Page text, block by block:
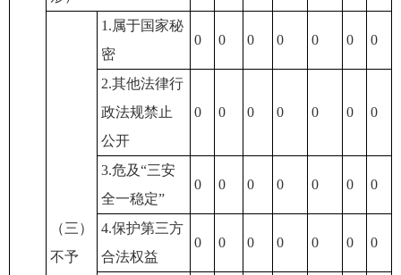
（三）
不予
1.属于国家秘
密
0 0 0 0 0 0 0
2.其他法律行
政法规禁止
公开
0 0 0 0 0 0 0
3.危及“三安
全一稳定”
0 0 0 0 0 0 0
4.保护第三方
合法权益
0 0 0 0 0 0 0